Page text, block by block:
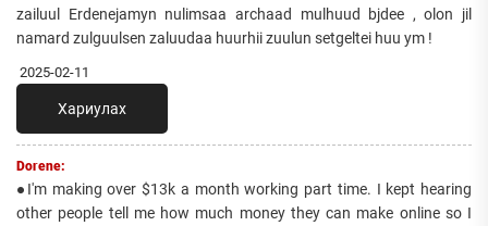
zailuul Erdenejamyn nulimsaa archaad mulhuud bjdee , olon jil
namard zulguulsen zaluudaa huurhii zuulun setgeltei huu ym !
2025-02-11
Хариулах
Dorene:
●I'm making over $13k a month working part time. I kept hearing
other people tell me how much money they can make online so I